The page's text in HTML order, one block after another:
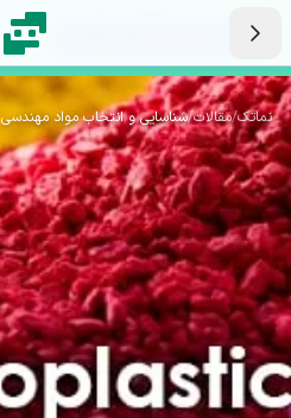
نماتک/مقالات/شناسایی و انتخاب مواد مهندسی